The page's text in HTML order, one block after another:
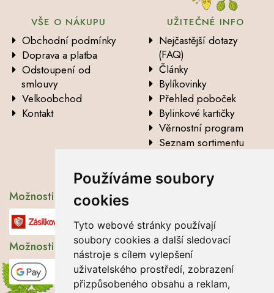
Používáme soubory
cookies
Tyto webové stránky používají
soubory cookies a další sledovací
nástroje s cílem vylepšení
uživatelského prostředí, zobrazení
přizpůsobeného obsahu a reklam,
VŠE O NÁKUPU
Obchodní podmínky
Doprava a platba
Odstoupení od
smlouvy
Velkoobchod
Kontakt
UŽITEČNÉ INFO
Nejčastější dotazy
(FAQ)
Články
Bylíkovinky
Přehled poboček
Bylinkové kartičky
Věrnostní program
Seznam sortimentu
údajů
Možnosti dopravy
Možnosti platby